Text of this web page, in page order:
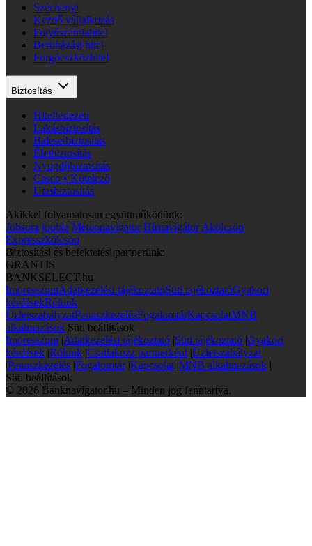
Széchenyi
Kezdő vállalkozás
Folyószámlahitel
Beruházási hitel
Forgóeszközhitel
Biztosítás
Hitelfedezeti
Lakásbiztosítás
Balesetbiztosítás
Életbiztosítás
Nyugdíjbiztosítás
Casco • Kötelező
Utasbiztosítás
Akikkel folyamatosan együttműködünk:
Jobsora jooble Meteonavigator Hírnavigátor Akölcsön
Expresszkölcsön
Biztosítási és befektetési partnerünk:
GRANTIS
BANKSELECT.hu
ImpresszumAdatkezelési tájékoztatóSüti tájékoztatóGyakori
kérdésekRólunk
ÜzletszabályzatPanaszkezelésFogalomtárKapcsolatMNB
alkalmazások Süti beállítások
Impresszum |Adatkezelési tájékoztató |Süti tájékoztató |Gyakori
kérdések |Rólunk |Csatlakozz partnerként |Üzletszabályzat
|Panaszkezelés |Fogalomtár |Kapcsolat |MNB alkalmazások |
Süti beállítások
© 2026 Banknavigator.hu – Minden jog fenntartva.